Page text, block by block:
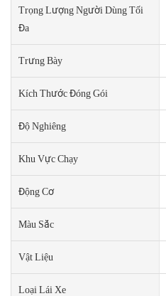
Trọng Lượng Người Dùng Tối
Đa
Trưng Bày
Kích Thước Đóng Gói
Độ Nghiêng
Khu Vực Chạy
Động Cơ
Màu Sắc
Vật Liệu
Loại Lái Xe